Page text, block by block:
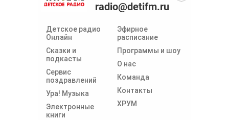
Детское радио
Онлайн
Сказки и
подкасты
Сервис
поздравлений
Ура! Музыка
Электронные
книги
Эфирное
расписание
Программы и шоу
О нас
Команда
Контакты
ХРУМ
radio@detifm.ru